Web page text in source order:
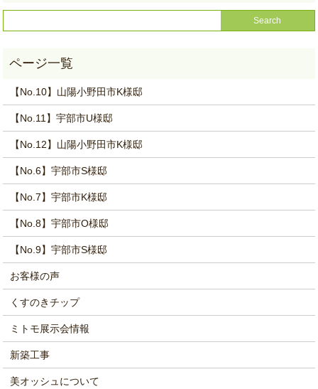
【No.10】山陽小野田市K様邸
【No.11】宇部市U様邸
【No.12】山陽小野田市K様邸
【No.6】宇部市S様邸
【No.7】宇部市K様邸
【No.8】宇部市O様邸
【No.9】宇部市S様邸
お客様の声
くすのきチップ
ミトモ展示会情報
新築工事
美オッシュについて